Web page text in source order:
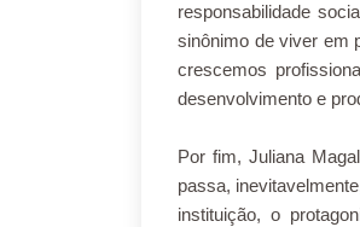
responsabilidade
sinônimo de viver em
crescemos
desenvolvimento e
Por fim, Juliana
passa,
instituição, o